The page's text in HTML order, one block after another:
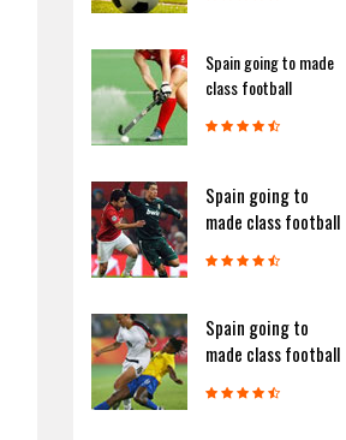
Spain going to made
class football
Spain going to
made class football
Spain going to
made class football